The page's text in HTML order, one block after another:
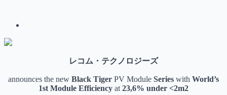
レコム・テクノロジーズ
announces the new Black Tiger PV Module Series with World’s
1st Module Efficiency at 23,6% under <2m2